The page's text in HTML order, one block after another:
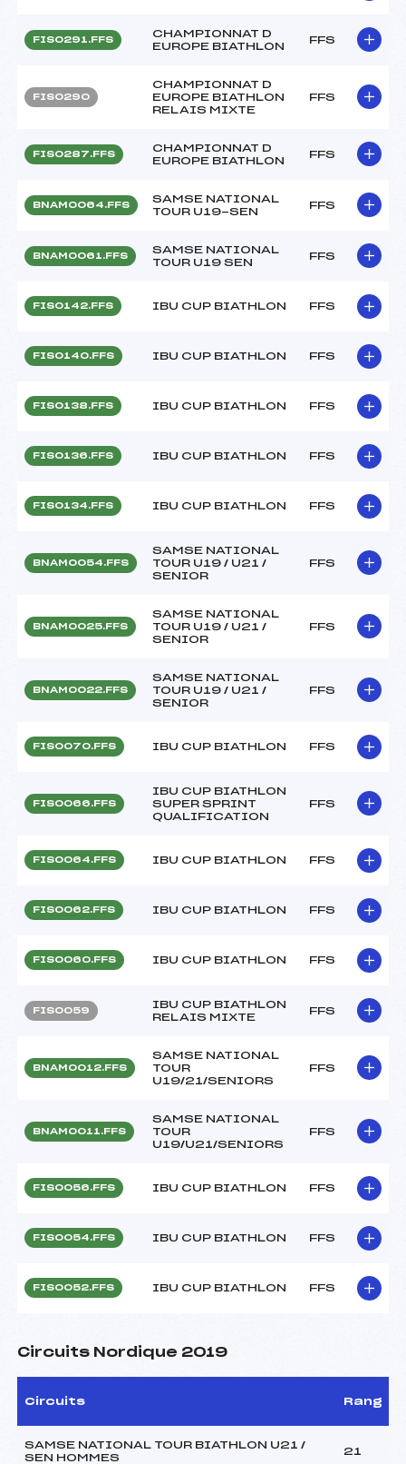
FIS0291.FFS
CHAMPIONNAT D
EUROPE BIATHLON
FFS
FIS0290
CHAMPIONNAT D
EUROPE BIATHLON
RELAIS MIXTE
FFS
FIS0287.FFS
CHAMPIONNAT D
EUROPE BIATHLON
FFS
BNAM0064.FFS
SAMSE NATIONAL
TOUR U19-SEN
FFS
BNAM0061.FFS
SAMSE NATIONAL
TOUR U19 SEN
FFS
FIS0142.FFS IBU CUP BIATHLON FFS
FIS0140.FFS IBU CUP BIATHLON FFS
FIS0138.FFS IBU CUP BIATHLON FFS
FIS0136.FFS IBU CUP BIATHLON FFS
FIS0134.FFS IBU CUP BIATHLON FFS
BNAM0054.FFS
SAMSE NATIONAL
TOUR U19 / U21 /
SENIOR
FFS
BNAM0025.FFS
SAMSE NATIONAL
TOUR U19 / U21 /
SENIOR
FFS
BNAM0022.FFS
SAMSE NATIONAL
TOUR U19 / U21 /
SENIOR
FFS
FIS0070.FFS IBU CUP BIATHLON FFS
FIS0066.FFS
IBU CUP BIATHLON
SUPER SPRINT
QUALIFICATION
FFS
FIS0064.FFS IBU CUP BIATHLON FFS
FIS0062.FFS IBU CUP BIATHLON FFS
FIS0060.FFS IBU CUP BIATHLON FFS
FIS0059
IBU CUP BIATHLON
RELAIS MIXTE
FFS
BNAM0012.FFS
SAMSE NATIONAL
TOUR
U19/21/SENIORS
FFS
BNAM0011.FFS
SAMSE NATIONAL
TOUR
U19/U21/SENIORS
FFS
FIS0056.FFS IBU CUP BIATHLON FFS
FIS0054.FFS IBU CUP BIATHLON FFS
FIS0052.FFS IBU CUP BIATHLON FFS
Circuits Nordique 2019
Circuits Rang
SAMSE NATIONAL TOUR BIATHLON U21 /
SEN HOMMES
21